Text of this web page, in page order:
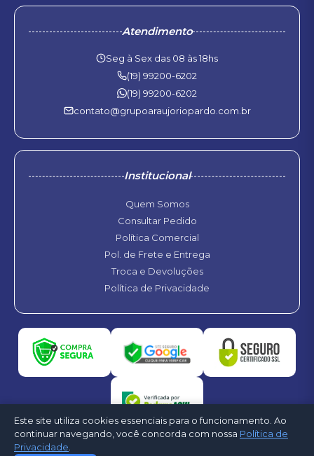
Atendimento
Seg à Sex das 08 às 18hs
(19) 99200-6202
(19) 99200-6202
contato@grupoaraujoriopardo.com.br
Institucional
Quem Somos
Consultar Pedido
Política Comercial
Pol. de Frete e Entrega
Troca e Devoluções
Política de Privacidade
Este site utiliza cookies essenciais para o funcionamento. Ao
continuar navegando, você concorda com nossa Política de
Privacidade